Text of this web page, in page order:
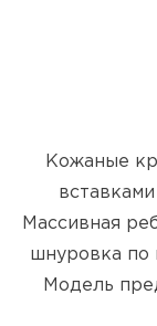
Кожаные
Массивная
шнуровка по
Модель